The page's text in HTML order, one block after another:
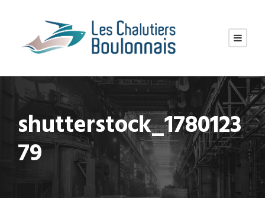
shutterstock_1780123
79